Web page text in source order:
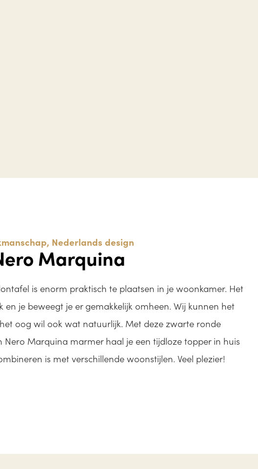
Nederlands design
Marquina
is enorm praktisch te plaatsen in je woonkamer. Het
en je beweegt je er gemakkelijk omheen. Wij kunnen het
oog wil ook wat natuurlijk. Met deze zwarte ronde
Nero Marquina marmer haal je een tijdloze topper in huis
is met verschillende woonstijlen. Veel plezier!